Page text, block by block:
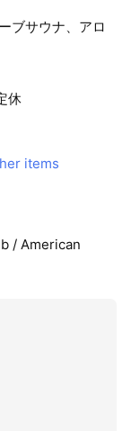
ブサウナ、アロ
休
items
/ American